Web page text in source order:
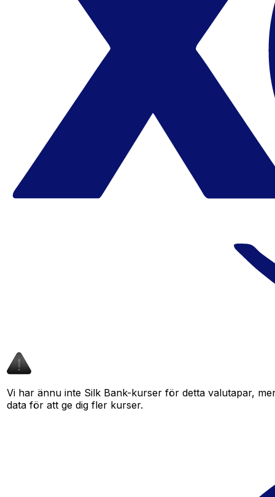
Vi har ännu inte Silk Bank-kurser för detta valutapar,
data för att ge dig fler kurser.